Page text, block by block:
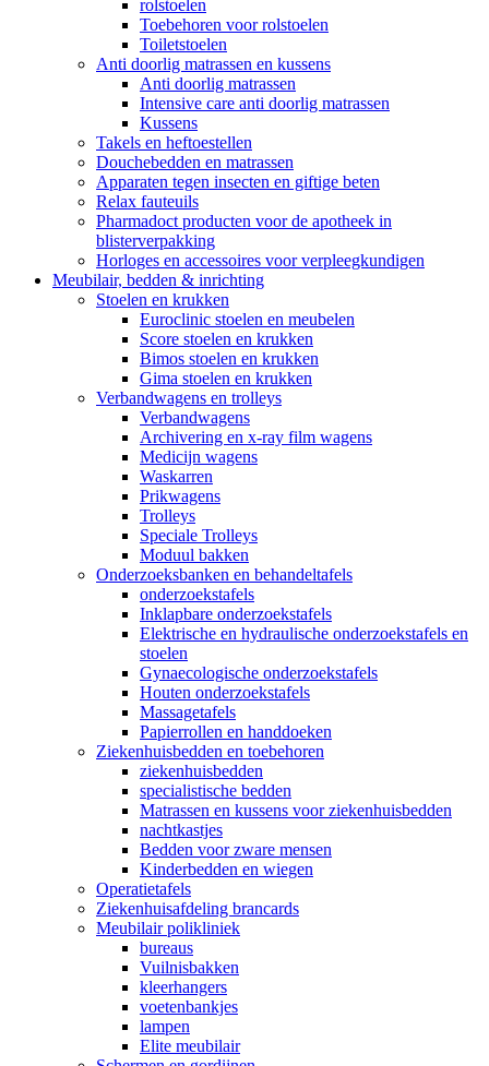
rolstoelen
Toebehoren voor rolstoelen
Toiletstoelen
Anti doorlig matrassen en kussens
Anti doorlig matrassen
Intensive care anti doorlig matrassen
Kussens
Takels en heftoestellen
Douchebedden en matrassen
Apparaten tegen insecten en giftige beten
Relax fauteuils
Pharmadoct producten voor de apotheek in
blisterverpakking
Horloges en accessoires voor verpleegkundigen
Meubilair, bedden & inrichting
Stoelen en krukken
Euroclinic stoelen en meubelen
Score stoelen en krukken
Bimos stoelen en krukken
Gima stoelen en krukken
Verbandwagens en trolleys
Verbandwagens
Archivering en x-ray film wagens
Medicijn wagens
Waskarren
Prikwagens
Trolleys
Speciale Trolleys
Moduul bakken
Onderzoeksbanken en behandeltafels
onderzoekstafels
Inklapbare onderzoekstafels
Elektrische en hydraulische onderzoekstafels en
stoelen
Gynaecologische onderzoekstafels
Houten onderzoekstafels
Massagetafels
Papierrollen en handdoeken
Ziekenhuisbedden en toebehoren
ziekenhuisbedden
specialistische bedden
Matrassen en kussens voor ziekenhuisbedden
nachtkastjes
Bedden voor zware mensen
Kinderbedden en wiegen
Operatietafels
Ziekenhuisafdeling brancards
Meubilair polikliniek
bureaus
Vuilnisbakken
kleerhangers
voetenbankjes
lampen
Elite meubilair